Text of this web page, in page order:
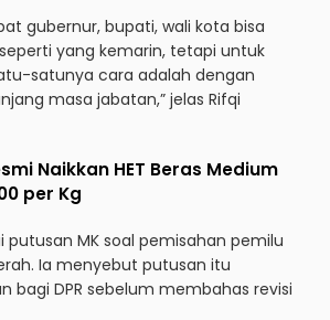
gubernur, bupati, wali kota bisa
yang kemarin, tetapi untuk
satunya cara adalah dengan
masa jabatan,” jelas Rifqi
Naikkan HET Beras Medium
per Kg
putusan MK soal pemisahan pemilu
Ia menyebut putusan itu
bagi DPR sebelum membahas revisi